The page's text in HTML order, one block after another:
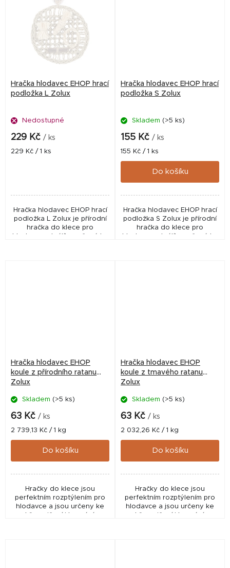
Hračka hlodavec EHOP hrací
podložka L Zolux
Nedostupné
229 Kč / ks
Měrná
229 Kč / 1 ks
Hračka hlodavec EHOP hrací
podložka L Zolux je přírodní
hračka do klece pro
Hračka hlodavec EHOP hrací
podložka S Zolux
Skladem (>5 ks)
155 Kč / ks
Měrná
cena:
155 Kč / 1 ks
Do košíku
Hračka hlodavec EHOP hrací
podložka S Zolux je přírodní
hračka do klece pro
Hračka hlodavec EHOP
koule z přírodního ratanu
Zolux
Skladem (>5 ks)
63 Kč / ks
Měrná
cena:
2 739,13 Kč / 1 kg
Do košíku
Hračky do klece jsou
perfektním rozptýlením pro
hlodavce a jsou určeny ke
hře, cvičení i kousání.
Hračka hlodavec EHOP
koule z tmavého ratanu
Zolux
Skladem (>5 ks)
63 Kč / ks
Měrná
cena:
2 032,26 Kč / 1 kg
Do košíku
Hračky do klece jsou
perfektním rozptýlením pro
hlodavce a jsou určeny ke
hře, cvičení i kousání.